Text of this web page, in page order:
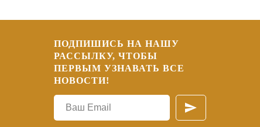
ПОДПИШИСЬ НА НАШУ
РАССЫЛКУ, ЧТОБЫ
ПЕРВЫМ УЗНАВАТЬ ВСЕ
НОВОСТИ!